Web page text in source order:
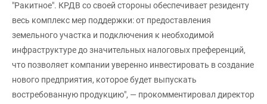
"Ракитное". КРДВ со своей стороны обеспечивает резиденту
весь комплекс мер поддержки: от предоставления
земельного участка и подключения к необходимой
инфраструктуре до значительных налоговых преференций,
что позволяет компании уверенно инвестировать в создание
нового предприятия, которое будет выпускать
востребованную продукцию", — прокомментировал директор